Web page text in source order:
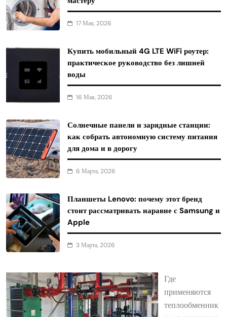
17 Мая, 2026
Купить мобильный 4G LTE WiFi роутер:
практическое руководство без лишней
воды
16 Мая, 2026
Солнечные панели и зарядные станции:
как собрать автономную систему питания
для дома и в дорогу
6 Марта, 2026
Планшеты Lenovo: почему этот бренд
стоит рассматривать наравне с Samsung и
Apple
3 Марта, 2026
Где
применяются
теплообменник